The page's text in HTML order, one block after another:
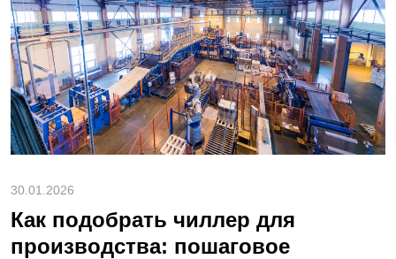
30.01.2026
Как подобрать чиллер для
производства: пошаговое